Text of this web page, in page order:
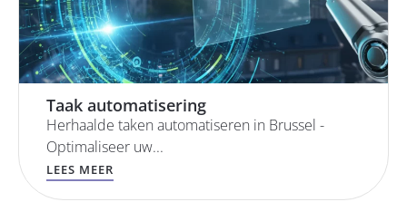
Taak automatisering
Herhaalde taken automatiseren in Brussel -
Optimaliseer uw...
LEES MEER